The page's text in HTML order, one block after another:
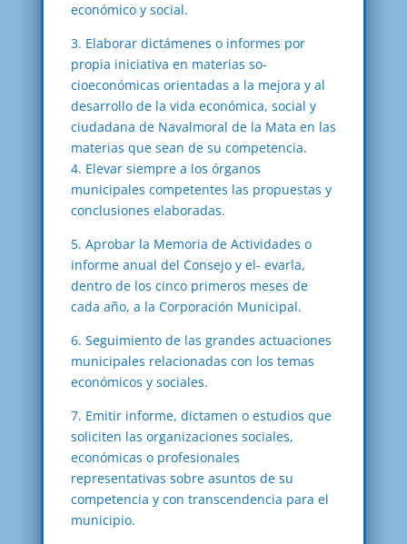
económico y social.
3. Elaborar dictámenes o informes por
propia iniciativa en materias so-
cioeconómicas orientadas a la mejora y al
desarrollo de la vida económica, social y
ciudadana de Navalmoral de la Mata en las
materias que sean de su competencia.
4. Elevar siempre a los órganos
municipales competentes las propuestas y
conclusiones elaboradas.
5. Aprobar la Memoria de Actividades o
informe anual del Consejo y el- evarla,
dentro de los cinco primeros meses de
cada año, a la Corporación Municipal.
6. Seguimiento de las grandes actuaciones
municipales relacionadas con los temas
económicos y sociales.
7. Emitir informe, dictamen o estudios que
soliciten las organizaciones sociales,
económicas o profesionales
representativas sobre asuntos de su
competencia y con transcendencia para el
municipio.